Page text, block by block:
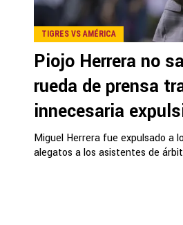
TIGRES VS AMÉRICA
Piojo Herrera no
rueda de prensa
innecesaria
Miguel Herrera fue expulsado a
alegatos a los asistentes de